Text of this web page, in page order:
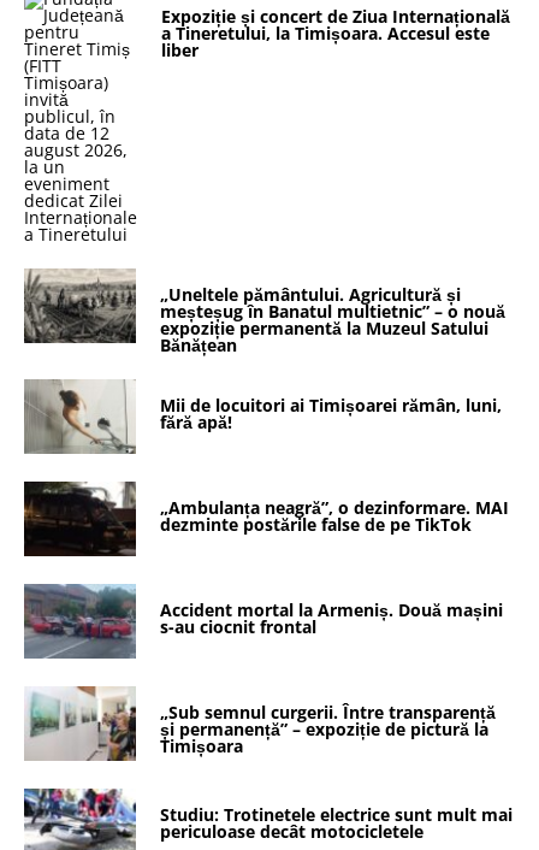
Expoziție și concert de Ziua Internațională
a Tineretului, la Timișoara. Accesul este
liber
„Uneltele pământului. Agricultură și
meșteșug în Banatul multietnic” – o nouă
expoziție permanentă la Muzeul Satului
Bănățean
Mii de locuitori ai Timișoarei rămân, luni,
fără apă!
„Ambulanța neagră”, o dezinformare. MAI
dezminte postările false de pe TikTok
Accident mortal la Armeniș. Două mașini
s-au ciocnit frontal
„Sub semnul curgerii. Între transparență
și permanență” – expoziție de pictură la
Timișoara
Studiu: Trotinetele electrice sunt mult mai
periculoase decât motocicletele